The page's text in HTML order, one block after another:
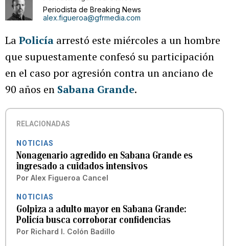
Periodista de Breaking News
alex.figueroa@gfrmedia.com
LaPolicía arrestó este miércoles a un hombre
que supuestamente confesó su participación
en el caso por agresión contra un anciano de
90 años en Sabana Grande.
RELACIONADAS
NOTICIAS
Nonagenario agredido en Sabana Grande es
ingresado a cuidados intensivos
Por Alex Figueroa Cancel
NOTICIAS
Golpiza a adulto mayor en Sabana Grande:
Policía busca corroborar confidencias
Por Richard I. Colón Badillo